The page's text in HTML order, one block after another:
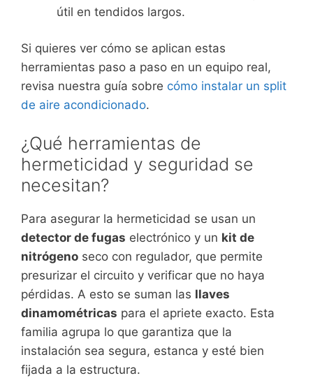
útil en tendidos largos.
Si quieres ver cómo se aplican estas
herramientas paso a paso en un equipo real,
revisa nuestra guía sobre cómo instalar un split
de aire acondicionado.
¿Qué herramientas de
hermeticidad y seguridad se
necesitan?
Para asegurar la hermeticidad se usan un
detector de fugas electrónico y un kit de
nitrógeno seco con regulador, que permite
presurizar el circuito y verificar que no haya
pérdidas. A esto se suman las llaves
dinamométricas para el apriete exacto. Esta
familia agrupa lo que garantiza que la
instalación sea segura, estanca y esté bien
fijada a la estructura.